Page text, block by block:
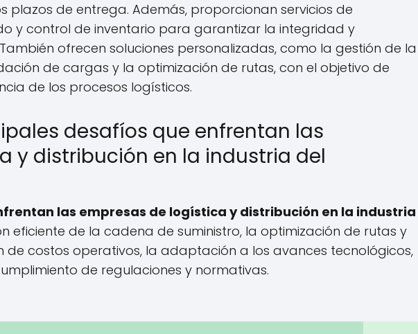
plazos de entrega. Además, proporcionan servicios de
y control de inventario para garantizar la integridad y
ofrecen soluciones personalizadas, como la gestión de la
de cargas y la optimización de rutas, con el objetivo de
de los procesos logísticos.
desafíos que enfrentan las
y distribución en la industria del
las empresas de logística y distribución en la industria
eficiente de la cadena de suministro, la optimización de rutas y
de costos operativos, la adaptación a los avances tecnológicos,
de regulaciones y normativas.